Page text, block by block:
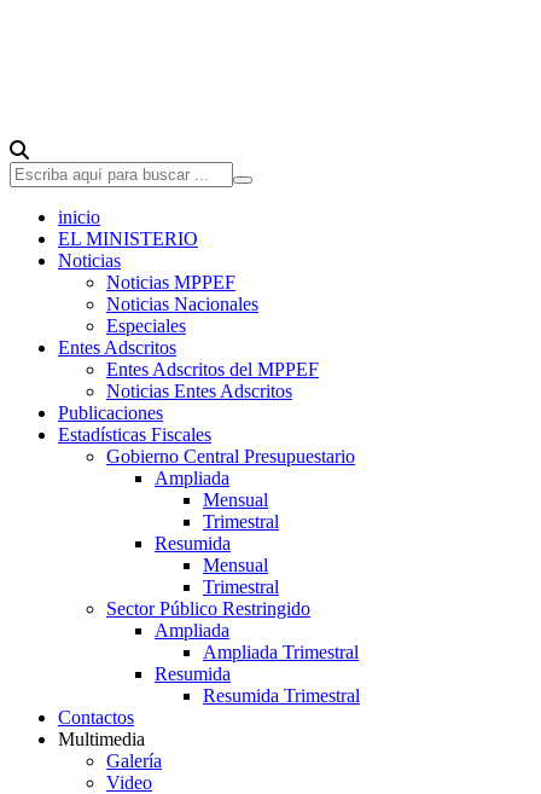
inicio
EL MINISTERIO
Noticias
Noticias MPPEF
Noticias Nacionales
Especiales
Entes Adscritos
Entes Adscritos del MPPEF
Noticias Entes Adscritos
Publicaciones
Estadísticas Fiscales
Gobierno Central Presupuestario
Ampliada
Mensual
Trimestral
Resumida
Mensual
Trimestral
Sector Público Restringido
Ampliada
Ampliada Trimestral
Resumida
Resumida Trimestral
Contactos
Multimedia
Galería
Video